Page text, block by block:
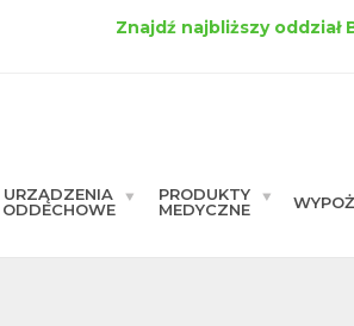
Znajdź najbliższy oddział
URZĄDZENIA
ODDECHOWE
PRODUKTY
MEDYCZNE